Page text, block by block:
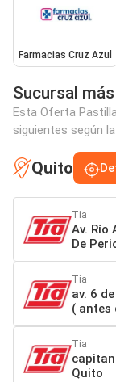
Farmacias Cruz Azul
Sucursal
Esta Oferta
siguientes según
Quito
Tia
Av. Río
De
Quito
Tia
av. 6
( antes
Tia
Quito